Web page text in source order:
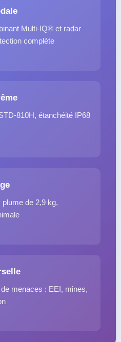
Multi-IQ® et radar
complète
810H, étanchéité IP68
de 2,9 kg,
menaces : EEI, mines,